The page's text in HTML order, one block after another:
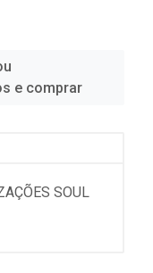
e comprar
SOUL